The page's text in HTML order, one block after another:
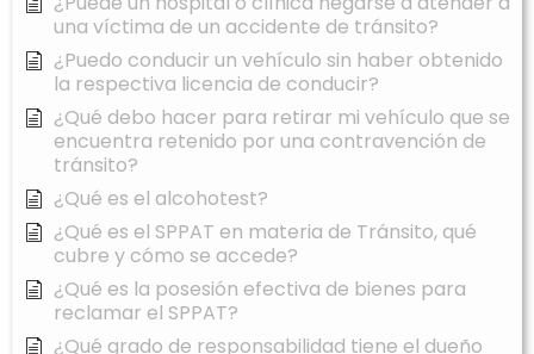
una víctima de un accidente de tránsito?
¿Puedo conducir un vehículo sin haber obtenido
la respectiva licencia de conducir?
¿Qué debo hacer para retirar mi vehículo que se
encuentra retenido por una contravención de
tránsito?
¿Qué es el alcohotest?
¿Qué es el SPPAT en materia de Tránsito, qué
cubre y cómo se accede?
¿Qué es la posesión efectiva de bienes para
reclamar el SPPAT?
¿Qué grado de responsabilidad tiene el dueño